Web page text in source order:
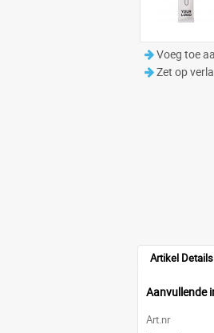
Voeg toe
Zet op
Artikel Details
Aanvullende
Art.nr